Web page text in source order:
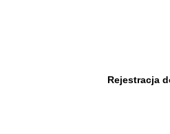
Rejestracja